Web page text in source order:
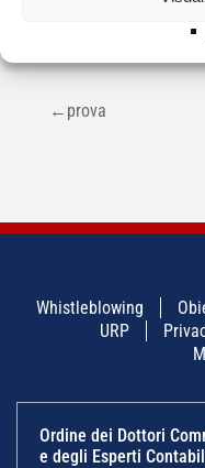
ARTICOLI
← prova
Whistleblowing
URP
Ordine dei Dottori
e degli Esperti